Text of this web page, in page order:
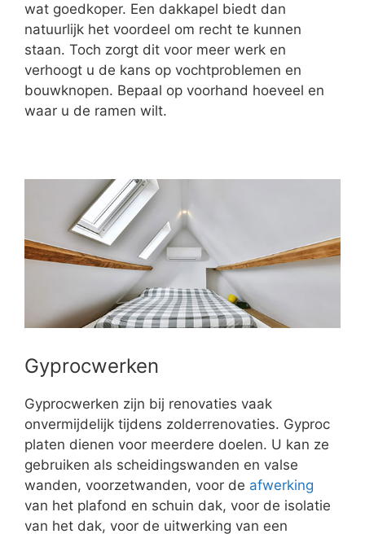
wat goedkoper. Een dakkapel biedt dan
natuurlijk het voordeel om recht te kunnen
staan. Toch zorgt dit voor meer werk en
verhoogt u de kans op vochtproblemen en
bouwknopen. Bepaal op voorhand hoeveel en
waar u de ramen wilt.
Gyprocwerken
Gyprocwerken zijn bij renovaties vaak
onvermijdelijk tijdens zolderrenovaties. Gyproc
platen dienen voor meerdere doelen. U kan ze
gebruiken als scheidingswanden en valse
wanden, voorzetwanden, voor de afwerking
van het plafond en schuin dak, voor de isolatie
van het dak, voor de uitwerking van een